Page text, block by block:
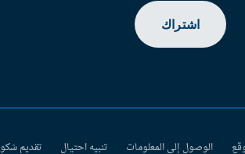
اشتراك
الوصول إلى المعلومات تنبيه احتيال تقديم